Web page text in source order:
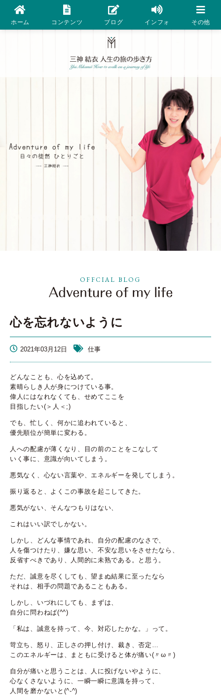
ホーム コンテンツ ブログ インフォ その他
OFFCIAL BLOG
心を忘れないように
2021年03月12日 仕事
どんなことも、心を込めて。
素晴らしき人が身につけている事。
偉人にはなれなくても、せめてここを
目指したい(＞人＜;)
でも、忙しく、何かに追われていると、
優先順位が簡単に変わる。
人への配慮が薄くなり、目の前のことをこなして
いく事に、意識が向いてしまう。
悪気なく、心ない言葉や、エネルギーを発してしまう。
振り返ると、よくこの事故を起こしてきた。
悪気がない、そんなつもりはない、
これはいい訳でしかない。
しかし、どんな事情であれ、自分の配慮のなさで、
人を傷つけたり、嫌な思い、不安な思いをさせたなら、
反省すべきであり、人間的に未熟である。と思う。
ただ、誠意を尽くしても、望まぬ結果に至ったなら
それは、相手の問題であることもある。
しかし、いづれにしても、まずは、
自分に問わねば(^^)
「私は、誠意を持って、今、対応したかな。」って。
苛立ち、怒り、正しさの押し付け、裁き、否定…
このエネルギーは、まともに受けると体が痛い(〃ω〃)
自分が痛いと思うことは、人に投げないやように、
心なくさないように、一瞬一瞬に意識を持って、
人間を磨かないと(^-^)